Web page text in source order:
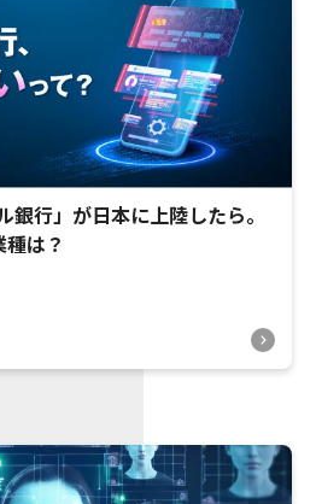
銀行」が日本に上陸したら。
は？